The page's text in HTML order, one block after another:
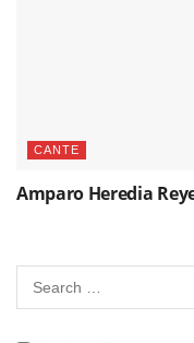
CANTE
Amparo Heredia